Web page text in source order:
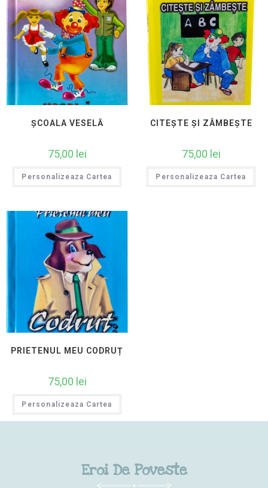
ȘCOALA VESELĂ
75,00 lei
Personalizeaza Cartea
CITEȘTE ȘI ZÂMBEȘTE
75,00 lei
Personalizeaza Cartea
PRIETENUL MEU CODRUȚ
75,00 lei
Personalizeaza Cartea
Eroi De Poveste